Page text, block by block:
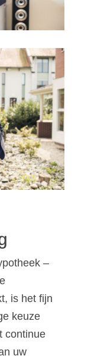
–
is het fijn
keuze
continue
uw